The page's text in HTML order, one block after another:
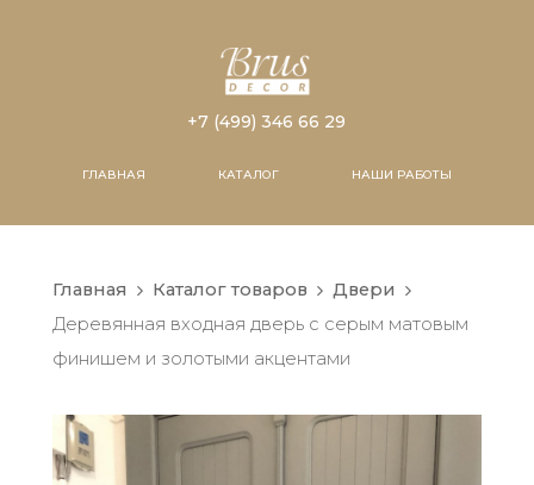
+7 (499) 346 66 29
ГЛАВНАЯ КАТАЛОГ НАШИ РАБОТЫ
Главная Каталог товаров
Двери
Деревянная входная дверь с серым матовым
финишем и золотыми акцентами